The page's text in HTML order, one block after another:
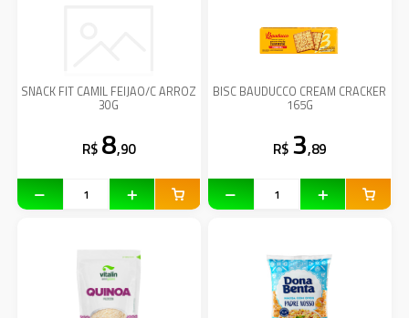
SNACK FIT CAMIL FEIJAO/C ARROZ
30G
R$ 8,90
BISC BAUDUCCO CREAM CRACKER
165G
R$ 3,89